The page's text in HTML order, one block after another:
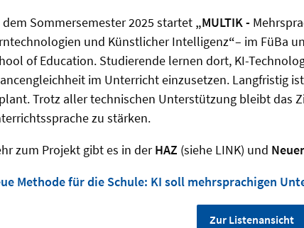
dem Sommersemester 2025 startet „MULTIK -
und Künstlicher Intelligenz“– im FüBa
of Education. Studierende lernen dort, KI-
im Unterricht einzusetzen. Langfristig
Trotz aller technischen Unterstützung bleibt das
zu stärken.
zum Projekt gibt es in derHAZ (siehe LINK) und
Methode für die Schule: KI soll mehrsprachigen
Zur Listenansicht